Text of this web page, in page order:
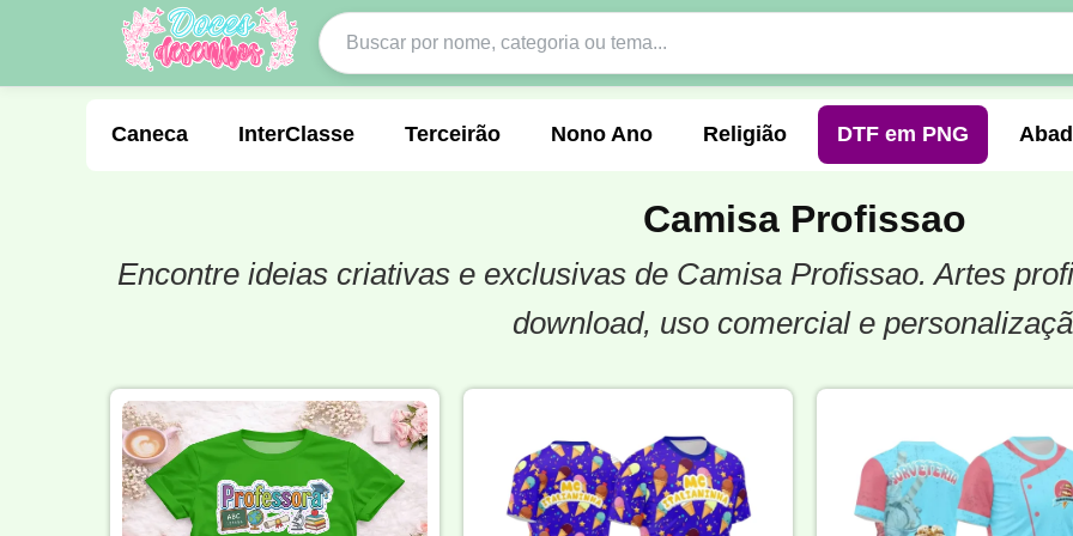
Caneca InterClasse Terceirão Nono Ano Religião DTF em PNG
Molde de Costura Professora Fonte Formandos Profissão Festa Junina
Católica Gamer
Motocross Ciclismo Nail Designer
Língua Portuguesa
Camisa Profissao
Encontre ideias criativas e exclusivas de Camisa Profissao. Artes
download, uso comercial e